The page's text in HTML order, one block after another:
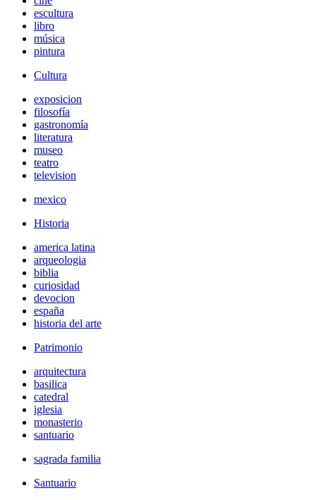
escultura
libro
música
pintura
Cultura
exposicion
filosofía
gastronomía
literatura
museo
teatro
television
mexico
Historia
america latina
arqueologia
biblia
curiosidad
devocion
españa
historia del arte
Patrimonio
arquitectura
basilica
catedral
iglesia
monasterio
santuario
sagrada familia
Santuario